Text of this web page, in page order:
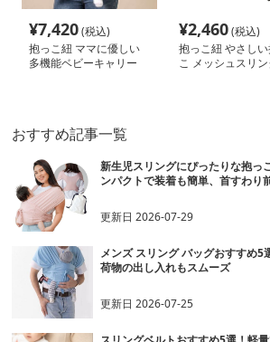
¥7,420(税込)
抱っこ紐 ママに優しい
多機能ベビーキャリー
¥2,460(税込)
抱っこ紐 やさし
こ メッシュスリ
おすすめ記事一覧
新生児スリングにぴったりな抱っ
ンパクトで装着も簡単、首すわり
更新日2026-07-29
メンズ スリング バッグおすすめ5
荷物の出し入れもスムーズ
更新日2026-07-25